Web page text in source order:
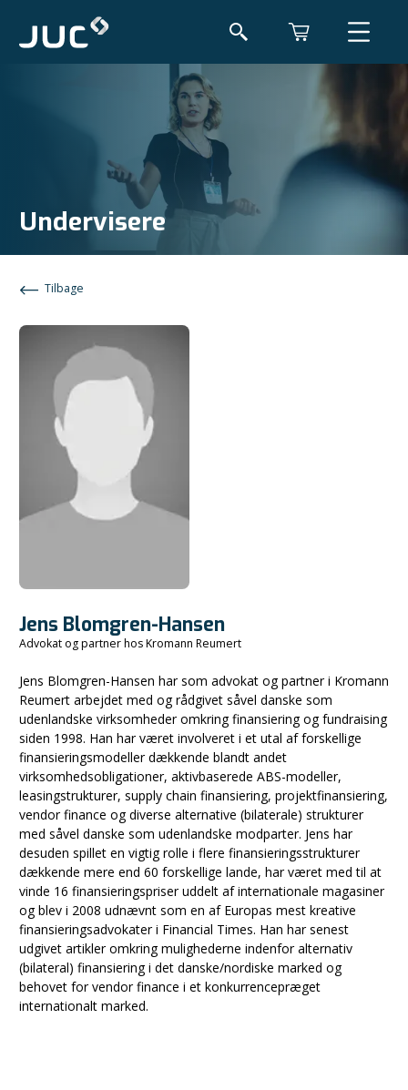
Undervisere
Tilbage
Jens Blomgren-Hansen
Advokat og partner hos Kromann Reumert
Jens Blomgren-Hansen har som advokat og partner i Kromann
Reumert arbejdet med og rådgivet såvel danske som
udenlandske virksomheder omkring finansiering og fundraising
siden 1998. Han har været involveret i et utal af forskellige
finansieringsmodeller dækkende blandt andet
virksomhedsobligationer, aktivbaserede ABS-modeller,
leasingstrukturer, supply chain finansiering, projektfinansiering,
vendor finance og diverse alternative (bilaterale) strukturer
med såvel danske som udenlandske modparter. Jens har
desuden spillet en vigtig rolle i flere finansieringsstrukturer
dækkende mere end 60 forskellige lande, har været med til at
vinde 16 finansieringspriser uddelt af internationale magasiner
og blev i 2008 udnævnt som en af Europas mest kreative
finansieringsadvokater i Financial Times. Han har senest
udgivet artikler omkring mulighederne indenfor alternativ
(bilateral) finansiering i det danske/nordiske marked og
behovet for vendor finance i et konkurrencepræget
internationalt marked.